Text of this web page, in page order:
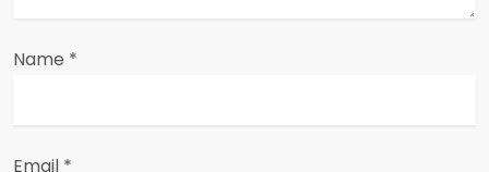
Name *
Email *